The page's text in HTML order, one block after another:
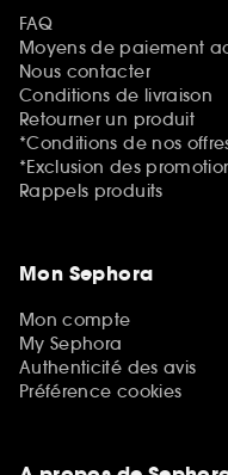
FAQ
Moyens de paiement
Nous contacter
Conditions de livraison
Retourner un produit
*Conditions de nos
*Exclusion des
Rappels produits
Mon Sephora
Mon compte
My Sephora
Authenticité des avis
Préférence cookies